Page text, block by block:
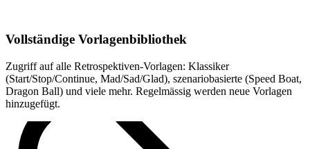
Vollständige Vorlagenbibliothek
Zugriff auf alle Retrospektiven-Vorlagen: Klassiker
(Start/Stop/Continue, Mad/Sad/Glad), szenariobasierte (Speed Boat,
Dragon Ball) und viele mehr. Regelmässig werden neue Vorlagen
hinzugefügt.